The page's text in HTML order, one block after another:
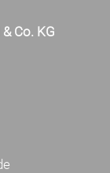
Co. KG